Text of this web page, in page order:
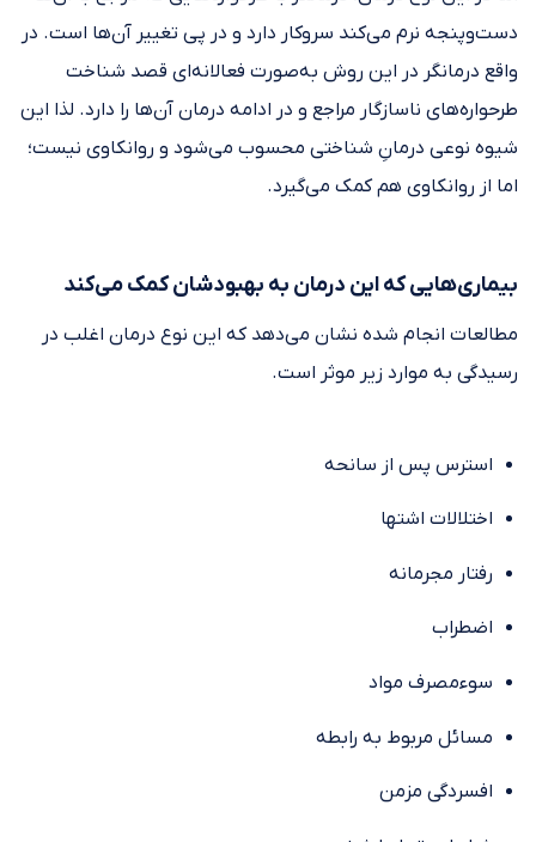
دست‌وپنجه نرم می‌کند سروکار دارد و در پی تغییر آن‌ها است. در
واقع درمانگر در این روش به‌صورت فعالانه‌ای قصد شناخت
طرحواره‌های ناسازگار مراجع و در ادامه درمان آن‌ها را دارد. لذا این
شیوه نوعی درمانِ شناختی محسوب می‌شود و روانکاوی نیست؛
اما از روانکاوی هم کمک می‌گیرد.
بیماری‌هایی که این درمان به بهبودشان کمک می‌کند
مطالعات انجام شده نشان می‌دهد که این نوع درمان اغلب در
رسیدگی به موارد زیر موثر است.
استرس پس از سانحه
اختلالات اشتها
رفتار مجرمانه
اضطراب
سوءمصرف مواد
مسائل مربوط به رابطه
افسردگی مزمن